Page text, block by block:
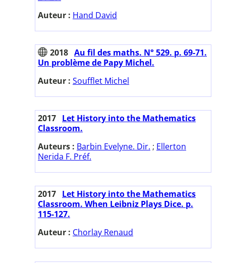
Auteur : Hand David
2018 Au fil des maths. N° 529. p. 69-71.
Un problème de Papy Michel.
Auteur : Soufflet Michel
2017 Let History into the Mathematics
Classroom.
Auteurs : Barbin Evelyne. Dir. ; Ellerton
Nerida F. Préf.
2017 Let History into the Mathematics
Classroom. When Leibniz Plays Dice. p.
115-127.
Auteur : Chorlay Renaud